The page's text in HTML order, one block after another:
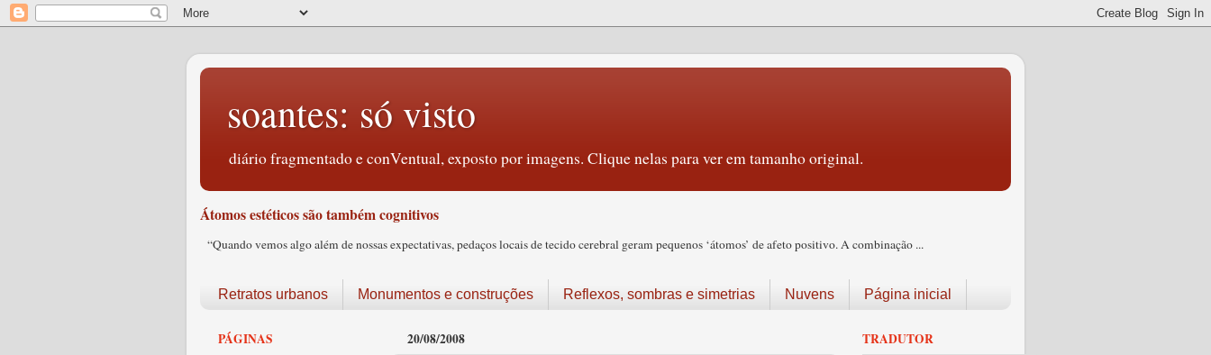
soantes: só visto
diário fragmentado e conVentual, exposto por imagens. Clique nelas para ver em tamanho original.
Átomos estéticos são também cognitivos
“Quando vemos algo além de nossas expectativas, pedaços locais de tecido cerebral geram pequenos ‘átomos’ de afeto positivo. A combinação ...
Retratos urbanos Monumentos e construções Reflexos, sombras e simetrias Nuvens Página inicial
20/08/2008
PÁGINAS TRADUTOR